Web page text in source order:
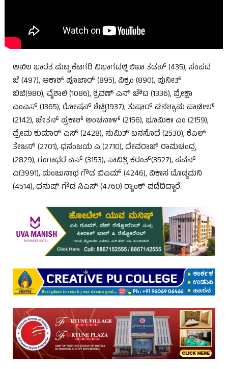
ಅಖಿಲ ಭಾರತ ಮಟ್ಟ ಕೆಟಗರಿ ವಿಭಾಗದಲ್ಲಿ ಲಿಖಾ ತಡಪ್ (435), ಸಂಪದ
ಜೆ (497), ಆಕಾಶ್ ಪೂಜಾರ್ (895), ವಿಕ್ರಂ (890), ಪುನೀತ್
ಬಿಜಿ(980), ವೈಶಾಲಿ (1086), ಶ್ರವಣ್ ಎಸ್ ಚೌಟ (1336), ಪ್ರೇಕ್ಷಾ
ಎಂಎಸ್ (1365), ರೋಷನ್ ಶೆಟ್ಟಿ(1937), ತುಷಾರ್ ಘನಶ್ಯಾಮ ಪಾಟೀಲ್
(2142), ಚೇತನ್ ಪ್ರಕಾಶ್ ಅಂಚನಾಳ್ (2156), ಭೂಮಿಕಾ ಎಂ (2159),
ಪ್ರೇಮ ಕುಮಾರ್ ಎಸ್ (2428), ಸುಮಿತ್ ಬನಸೊದೆ (2530), ಕೆಎಲ್
ತೇಜಸ್ (2701), ಧನಂಜಯ ಎ (2710), ದೇವರಾಜ್ ರಾಮಚಂದ್ರ
(2829), ಗಂಗಾಧರ ಎಸ್ (3153), ಸಾವಿತ್ರಿ ಕರಂತ್(3527), ಪವನ್
ಎ(3991), ಮಂಜುನಾಥ ಗೌಡ ಬಿಎಮ್ (4246), ವಿಕಾಸ ದೊಡ್ಡಮನಿ
(4514), ಧನುಷ್ ಗೌಡ ಸಿಎಸ್ (4760) ರ‍್ಯಾಂಕ್ ಪಡೆದಿದ್ದಾರೆ.